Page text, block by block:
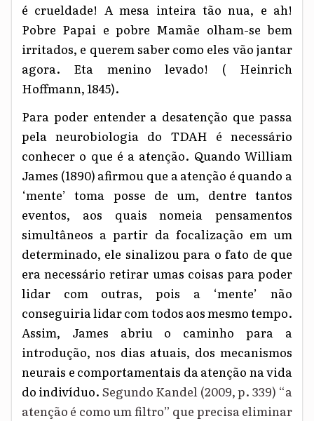
é crueldade! A mesa inteira tão nua, e ah!
Pobre Papai e pobre Mamãe olham-se bem
irritados, e querem saber como eles vão jantar
agora. Eta menino levado! ( Heinrich
Hoffmann, 1845).
Para poder entender a desatenção que passa
pela neurobiologia do TDAH é necessário
conhecer o que é a atenção. Quando William
James (1890) afirmou que a atenção é quando a
‘mente’ toma posse de um, dentre tantos
eventos, aos quais nomeia pensamentos
simultâneos a partir da focalização em um
determinado, ele sinalizou para o fato de que
era necessário retirar umas coisas para poder
lidar com outras, pois a ‘mente’ não
conseguiria lidar com todos aos mesmo tempo.
Assim, James abriu o caminho para a
introdução, nos dias atuais, dos mecanismos
neurais e comportamentais da atenção na vida
do indivíduo. Segundo Kandel (2009, p. 339) “a
atenção é como um filtro” que precisa eliminar